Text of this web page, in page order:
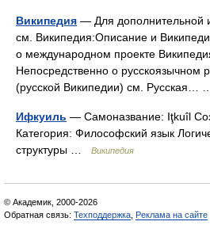
Википедия — Для дополнительной
см. Википедия:Описание и
о международном проекте
Непосредственно о русскоязычном
(русской Википедии) см. Русская…
Ифкуиль — Самоназвание: Iţkuîl
Категория: Философский язык
структуры …
Википедия
© Академик, 2000-2026
Обратная связь: Техподдержка Реклама на сайте